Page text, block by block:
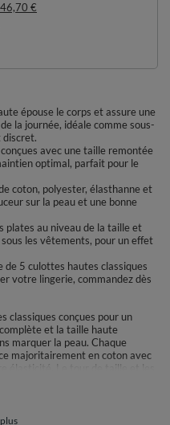
46,70 €
épouse le corps et assure une
la journée, idéale comme sous-
avec une taille remontée
optimal, parfait pour le
coton, polyester, élasthanne et
sur la peau et une bonne
plates au niveau de la taille et
les vêtements, pour un effet
de 5 culottes hautes classiques
votre lingerie, commandez dès
classiques conçues pour un
et la taille haute
marquer la peau. Chaque
majoritairement en coton avec
élasticité. Le tour de taille et les